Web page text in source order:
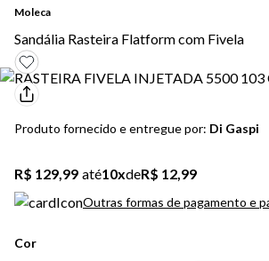
Moleca
Sandália Rasteira Flatform com Fivela
Produto fornecido e entregue por: Di Gaspi
R$ 129,99 até10xdeR$ 12,99
Outras formas de pagamento e
Cor
3º moletom
4º tênis masculino
5 º bota
6º sandalia
8º chuteira